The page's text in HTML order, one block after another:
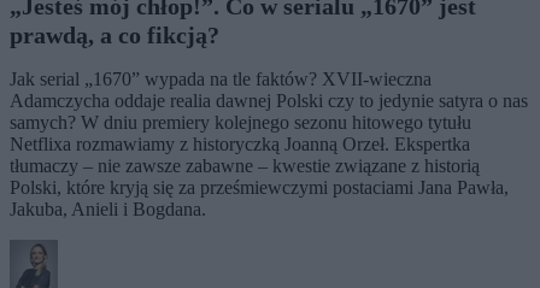
„Jesteś mój chłop!”. Co w serialu „1670” jest
prawdą, a co fikcją?
Jak serial „1670” wypada na tle faktów? XVII-wieczna
Adamczycha oddaje realia dawnej Polski czy to jedynie satyra o nas
samych? W dniu premiery kolejnego sezonu hitowego tytułu
Netflixa rozmawiamy z historyczką Joanną Orzeł. Ekspertka
tłumaczy – nie zawsze zabawne – kwestie związane z historią
Polski, które kryją się za prześmiewczymi postaciami Jana Pawła,
Jakuba, Anieli i Bogdana.